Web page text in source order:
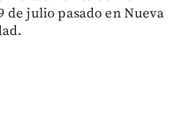
de julio pasado en Nueva